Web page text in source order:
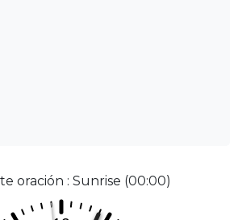
oración : Sunrise (00:00)